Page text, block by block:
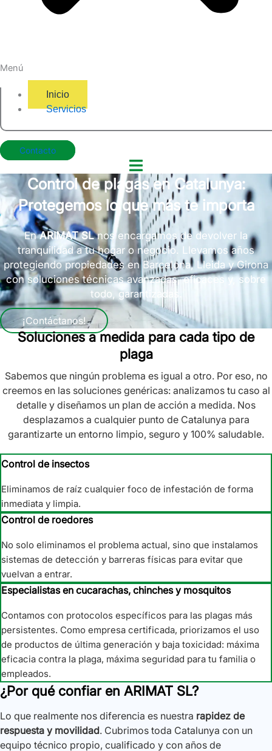
Menú
Inicio
Servicios
Contacto
Control de plagas en Catalunya:
Protegemos lo que más te importa
EnARIMAT SLnos encargamos de devolver la
tranquilidad a tu hogar o negocio. Llevamos años
protegiendo propiedades en Barcelona, Lleida y Girona
con soluciones técnicas avanzadas, eficaces y, sobre
todo, garantizadas.
¡Contáctanos!
Soluciones a medida para cada tipo de
plaga
Sabemos que ningún problema es igual a otro. Por eso, no
creemos en las soluciones genéricas: analizamos tu caso al
detalle y diseñamos un plan de acción a medida. Nos
desplazamos a cualquier punto de Catalunya para
garantizarte un entorno limpio, seguro y 100% saludable.
Control de insectos
Eliminamos de raíz cualquier foco de infestación de forma
inmediata y limpia.
Control de roedores
No solo eliminamos el problema actual, sino que instalamos
sistemas de detección y barreras físicas para evitar que
vuelvan a entrar.
Especialistas en cucarachas, chinches y mosquitos
Contamos con protocolos específicos para las plagas más
persistentes. Como empresa certificada, priorizamos el uso
de productos de última generación y baja toxicidad: máxima
eficacia contra la plaga, máxima seguridad para tu familia o
empleados.
¿Por qué confiar en ARIMAT SL?
Lo que realmente nos diferencia es nuestra rapidez de
respuesta y movilidad. Cubrimos toda Catalunya con un
equipo técnico propio, cualificado y con años de